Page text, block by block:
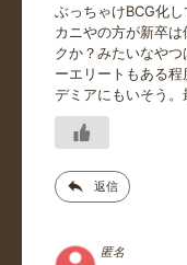
ぶっちゃけBCG化
カニやの方が新卒
クか？みたいなや
ーエリートもある
デミアにもいそう。
返信
匿名